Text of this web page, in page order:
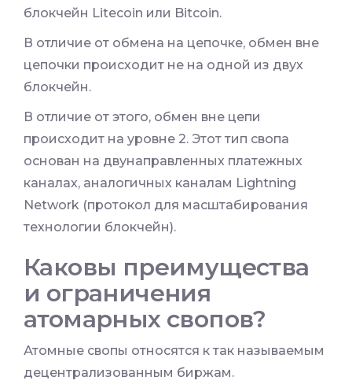
блокчейн Litecoin или Bitcoin.
В отличие от обмена на цепочке, обмен вне
цепочки происходит не на одной из двух
блокчейн.
В отличие от этого, обмен вне цепи
происходит на уровне 2. Этот тип свопа
основан на двунаправленных платежных
каналах, аналогичных каналам Lightning
Network (протокол для масштабирования
технологии блокчейн).
Каковы преимущества
и ограничения
атомарных свопов?
Атомные свопы относятся к так называемым
децентрализованным биржам.